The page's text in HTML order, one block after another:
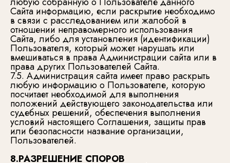
Сайта информацию, если раскрытие необходимо
в связи с расследованием или жалобой в
отношении неправомерного использования
Сайта, либо для установления (идентификации)
Пользователя, который может нарушать или
вмешиваться в права Администрации сайта или в
права других Пользователей Сайта.
7.5. Администрация сайта имеет право раскрыть
любую информацию о Пользователе, которую
посчитает необходимой для выполнения
положений действующего законодательства или
судебных решений, обеспечения выполнения
условий настоящего Соглашения, защиты прав
или безопасности название организации,
Пользователей.
8.РАЗРЕШЕНИЕ СПОРОВ